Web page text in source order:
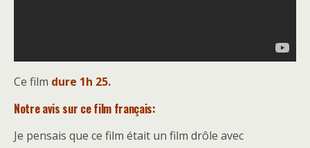
Ce film dure 1h 25.
Notre avis sur ce film français:
Je pensais que ce film était un film drôle avec